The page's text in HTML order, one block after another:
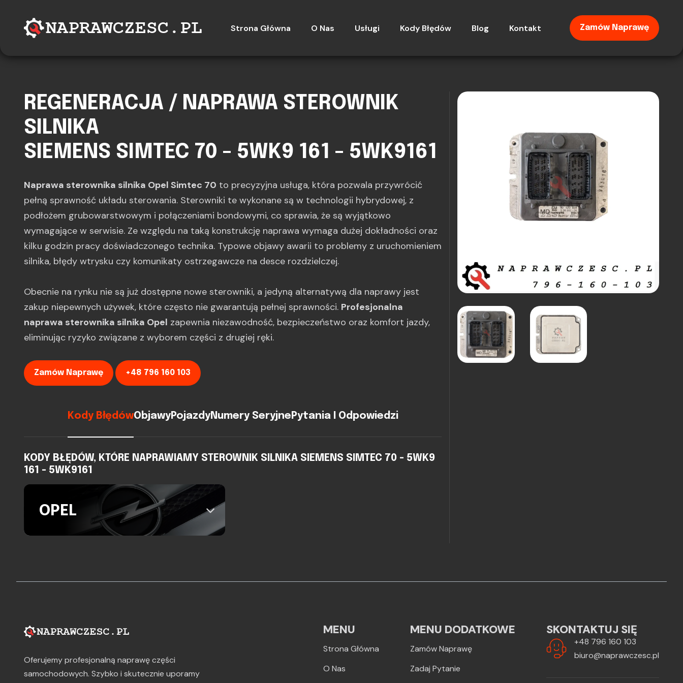
Strona Główna O Nas Usługi Kody Błędów Blog Kontakt Zamów Naprawę
REGENERACJA / NAPRAWA STEROWNIK
SILNIKA
SIEMENS SIMTEC 70 - 5WK9 161 - 5WK9161
Naprawa sterownika silnika Opel Simtec 70 to precyzyjna usługa, która pozwala przywrócić
pełną sprawność układu sterowania. Sterowniki te wykonane są w technologii hybrydowej, z
podłożem grubowarstwowym i połączeniami bondowymi, co sprawia, że są wyjątkowo
wymagające w serwisie. Ze względu na taką konstrukcję naprawa wymaga dużej dokładności oraz
kilku godzin pracy doświadczonego technika. Typowe objawy awarii to problemy z uruchomieniem
silnika, błędy wtrysku czy komunikaty ostrzegawcze na desce rozdzielczej.
Obecnie na rynku nie są już dostępne nowe sterowniki, a jedyną alternatywą dla naprawy jest
zakup niepewnych używek, które często nie gwarantują pełnej sprawności. Profesjonalna
naprawa sterownika silnika Opel zapewnia niezawodność, bezpieczeństwo oraz komfort jazdy,
eliminując ryzyko związane z wyborem części z drugiej ręki.
Zamów Naprawę +48 796 160 103
Kody BłędówObjawyPojazdyNumery Seryjne Pytania I Odpowiedzi
KODY BŁĘDÓW, KTÓRE NAPRAWIAMY STEROWNIK SILNIKA SIEMENS SIMTEC 70 - 5WK9
161 - 5WK9161
OPEL
Oferujemy profesjonalną naprawę części
samochodowych. Szybko i skutecznie uporamy
MENU
Strona Główna
O Nas
MENU DODATKOWE
Zamów Naprawę
Zadaj Pytanie
SKONTAKTUJ SIĘ
+48 796 160 103
biuro@naprawczesc.pl